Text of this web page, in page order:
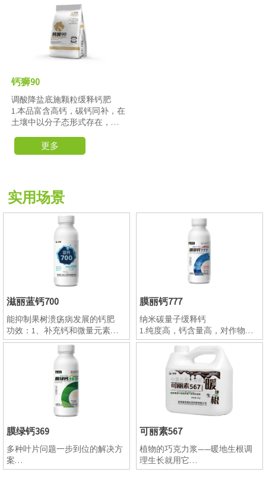
分吸收障碍有辅助改善作用。
双源钙中非水溶性部分可在土
壤中逐步释放钙素，有助于延
长钙营养供给周期，为作物不
同生长阶段提供钙素补充。
本品对土壤板结有一定改良作
用，可参与土壤团粒结构形成
过程，辅助提升土壤保水保肥
能力。
钙狮90
调酸降盐底施颗粒缓释钙肥
1.本品富含高钙，碳钙同补，在
土壤中以分子态形式存在，降
作物和土壤安全友好。
2. 预防畸形果、脐腐果、裂
等生理性病害。
3. 能有效提高果实硬度，增加
果实表光，延长采收期和贮存
期，提高单果重，增加产量。
4. 颗粒状，碳能缓释钙，适合
底施，避免生长期的生理性缺
5. 调理土壤，改良土壤酸性，
增加土壤透气性，避免常规离
板结的缺点。
6. 促生侧根和毛细根，提高作
物抗盐抗逆能力。高钙底施 碳
钙同补 调酸降盐
更多
实用场景
滋丽蓝钙700
能抑制果树溃疡病发展的钙肥
功效：1、补充钙和微量元素，
作物健壮，提高产量，提升品
质，抗病抗逆能力增强；
2、富含纳米铜，铜是多种氧化
酶的构成成分，参与植物体内氧
化还原反应和呼吸作用。在植物
体内还含有铜蛋白(即蓝蛋白)，
它存在于叶绿体中的质体蓝素
中，影响光合作用。另外铜离子
能使叶绿素保持稳定，也可增强
植株对真菌病害的抵抗力。并且
产品富含纳米碳量子缓释钙，预
防各种作物的日灼，卷叶、脐腐
膜丽钙777
纳米碳量子缓释钙
1.纯度高，钙含量高，对作物安
全，可用于飞机飞防；
2.采用悬浮肥生产工艺，不易出
现分层、沉降、品质改变等问
3.混配性好，可与强酸弱碱性农
药肥料混用，尤其可以和磷酸二
氢钾等肥料混用，不会产生拮
4.本品微粒一次粒径小于100纳
米，可以直接通过气孔(20微米)
被吸收，吸收利用率高；
5.本品分子态粒径被吸收后，不
膜绿钙369
多种叶片问题一步到位的解决方
案
※黄叶转绿
可丽素567
植物的巧克力浆——暖地生根调
理生长就用它
1.根据协同吸收机理多元复配配